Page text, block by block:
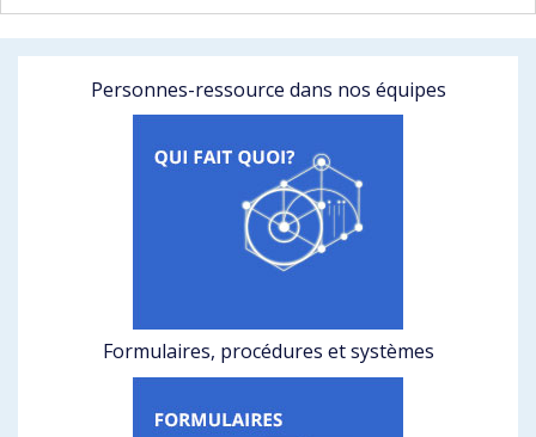
Personnes-ressource dans nos équipes
Formulaires, procédures et systèmes